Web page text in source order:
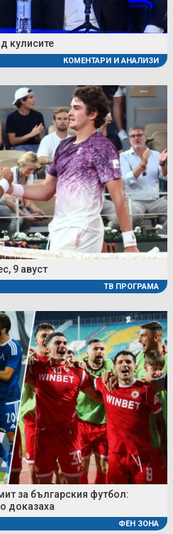
кулисите
КОМЕНТАРИ И АНАЛИЗИ
9 авуст
ТВ ПРОГРАМА
за българския футбол:
доказаха
ФЕН ЗОНА